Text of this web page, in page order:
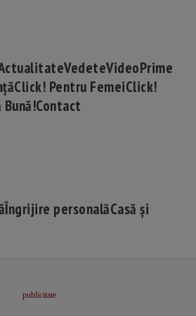
VedeteVideoPrime
Click! Pentru FemeiClick!
Contact
Îngrijire personalăCasă și